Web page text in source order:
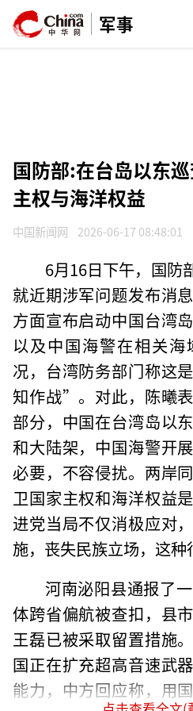
军事
国防部:在台岛以东
主权与海洋权益
中国新闻网 2026-06-17 08:48:01
6月16日下午，国防
就近期涉军问题发布消
方面宣布启动中国台湾
以及中国海警在相关
况，台湾防务部门称
知作战”。对此，陈曦
部分，中国在台湾岛以
和大陆架，中国海警开
必要，不容侵扰。两岸
卫国家主权和海洋权益
进党当局不仅消极应对
施，丧失民族立场，这种
河南泌阳县通报了
体跨省偏航被查扣，县
王磊已被采取留置措施
国正在扩充超高音速武
能力，中方回应称，用